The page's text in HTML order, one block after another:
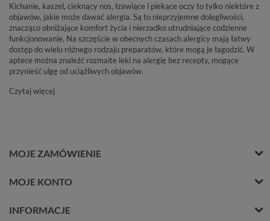
Kichanie, kaszel, cieknący nos, łzawiące i piekące oczy to tylko niektóre z
objawów, jakie może dawać alergia. Są to nieprzyjemne dolegliwości,
znacząco obniżające komfort życia i nierzadko utrudniające codzienne
funkcjonowanie. Na szczęście w obecnych czasach alergicy mają łatwy
dostęp do wielu różnego rodzaju preparatów, które mogą je łagodzić. W
aptece można znaleźć rozmaite leki na alergię bez recepty, mogące
przynieść ulgę od uciążliwych objawów.
Czytaj więcej
MOJE ZAMÓWIENIE
MOJE KONTO
INFORMACJE